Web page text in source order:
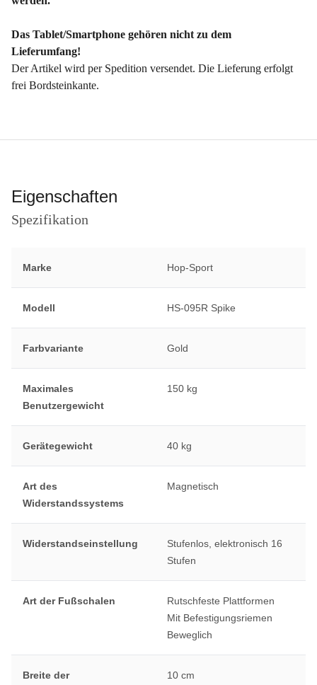
Das Tablet/Smartphone gehören nicht zu dem
Lieferumfang!
Der Artikel wird per Spedition versendet. Die Lieferung erfolgt
frei Bordsteinkante.
Eigenschaften
Spezifikation
Marke Hop-Sport
Modell HS-095R Spike
Farbvariante Gold
Maximales
Benutzergewicht
150 kg
Gerätegewicht 40 kg
Art des
Widerstandssystems
Magnetisch
Widerstandseinstellung
Stufenlos, elektronisch 16
Stufen
Art der Fußschalen
Rutschfeste Plattformen
Mit Befestigungsriemen
Beweglich
Breite der
10 cm